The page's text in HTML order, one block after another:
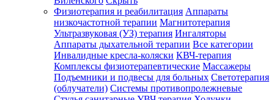
Физиотерапия и реабилитация Аппараты
низкочастотной терапии Магнитотерапия
Ультразвуковая (УЗ) терапия Ингаляторы
Аппараты дыхательной терапии Все категории
Инвалидные кресла-коляски КВЧ-терапия
Комплексы физиотерапевтические Массажеры
Подъемники и подвесы для больных Светотерапия
(облучатели) Системы противопролежневые